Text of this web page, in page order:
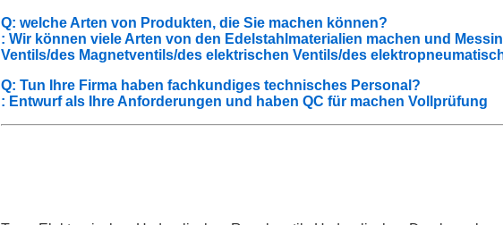
Q: welche Arten von Produkten, die Sie machen können?
: Wir können viele Arten von den Edelstahlmaterialien machen und
Ventils/des Magnetventils/des elektrischen Ventils/des
Q: Tun Ihre Firma haben fachkundiges technisches Personal?
: Entwurf als Ihre Anforderungen und haben QC für machen Vollprüfung